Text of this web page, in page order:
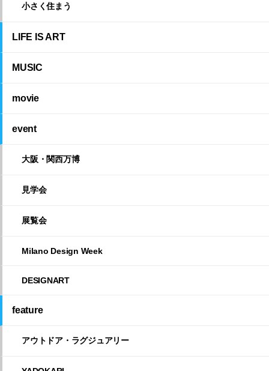
小さく住まう
LIFE IS ART
MUSIC
movie
event
大阪・関西万博
見学会
展覧会
Milano Design Week
DESIGNART
feature
アウトドア・ラグジュアリー